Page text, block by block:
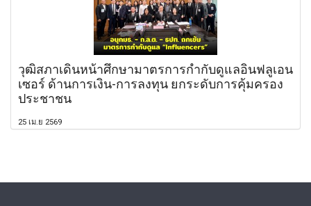
วุฒิสภาเดินหน้าศึกษามาตรการกำกับดูแลอินฟลูเอน
เซอร์ ด้านการเงิน-การลงทุน ยกระดับการคุ้มครอง
ประชาชน
25 เม.ย 2569